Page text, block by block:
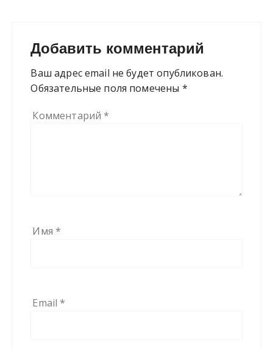
Добавить комментарий
Ваш адрес email не будет опубликован.
Обязательные поля помечены *
Комментарий*
Имя*
Email*